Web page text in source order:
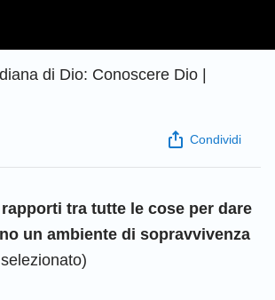
di Dio: Conoscere Dio |
Condividi
tra tutte le cose per dare
un ambiente di sopravvivenza